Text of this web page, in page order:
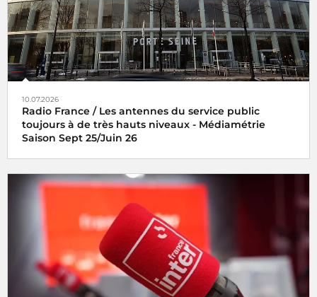
10.07.2026
Radio France / Les antennes du service public
toujours à de très hauts niveaux - Médiamétrie
Saison Sept 25/Juin 26